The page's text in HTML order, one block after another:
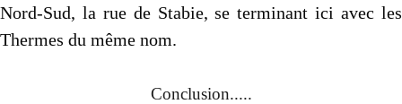
Nord-Sud, la rue de Stabie, se terminant ici avec les
Thermes du même nom.
Conclusion.....